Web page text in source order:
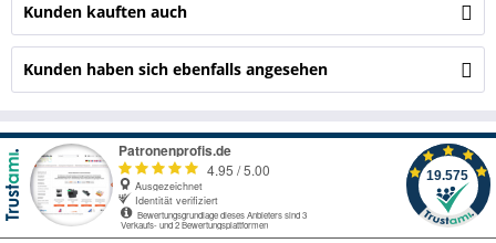
Kunden kauften auch
Kunden haben sich ebenfalls angesehen